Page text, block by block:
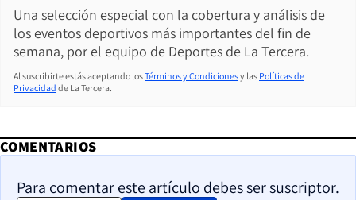
Una selección especial con la cobertura y análisis de
los eventos deportivos más importantes del fin de
semana, por el equipo de Deportes de La Tercera.
Al suscribirte estás aceptando losTérminos y Condicionesy las Políticas de
Privacidad de La Tercera.
COMENTARIOS
Para comentar este artículo debes ser suscriptor.